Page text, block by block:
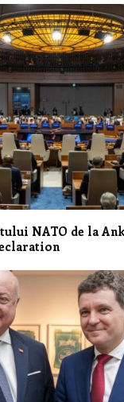
NATO de la